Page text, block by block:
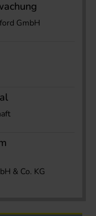
GmbH
& Co. KG